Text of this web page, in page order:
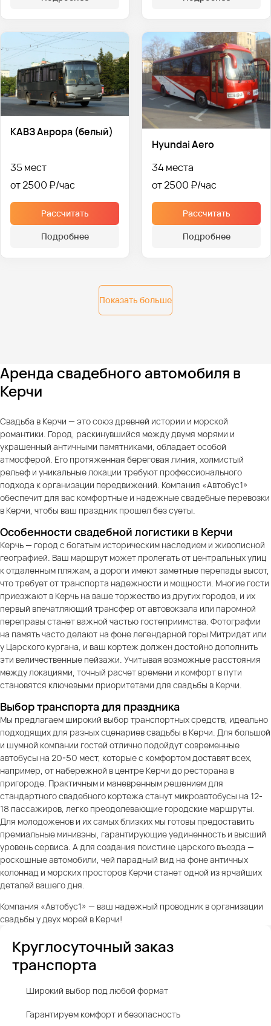
КАВЗ Аврора (белый)
35 мест
от 2500 ₽
Рассчитать
Подробнее
Hyundai Aero
34 места
от 2500 ₽
Рассчитать
Подробнее
Показать больше
Аренда свадебного автомобиля в
Керчи
Свадьба в Керчи — это союз древней истории и морской
романтики. Город, раскинувшийся между двумя морями и
украшенный античными памятниками, обладает особой
атмосферой. Его протяженная береговая линия, холмистый
рельеф и уникальные локации требуют профессионального
подхода к организации передвижений. Компания «Автобус1»
обеспечит для вас комфортные и надежные свадебные перевозки
в Керчи, чтобы ваш праздник прошел без суеты.
Особенности свадебной логистики в Керчи
Керчь — город с богатым историческим наследием и живописной
географией. Ваш маршрут может пролегать от центральных улиц
к отдаленным пляжам, а дороги имеют заметные перепады высот,
что требует от транспорта надежности и мощности. Многие гости
приезжают в Керчь на ваше торжество из других городов, и их
первый впечатляющий трансфер от автовокзала или паромной
переправы станет важной частью гостеприимства. Фотографии
на память часто делают на фоне легендарной горы Митридат или
у Царского кургана, и ваш кортеж должен достойно дополнить
эти величественные пейзажи. Учитывая возможные расстояния
между локациями, точный расчет времени и комфорт в пути
становятся ключевыми приоритетами для свадьбы в Керчи.
Выбор транспорта для праздника
Мы предлагаем широкий выбор транспортных средств, идеально
подходящих для разных сценариев свадьбы в Керчи. Для большой
и шумной компании гостей отлично подойдут современные
автобусы на 20-50 мест, которые с комфортом доставят всех,
например, от набережной в центре Керчи до ресторана в
пригороде. Практичным и маневренным решением для
стандартного свадебного кортежа станут микроавтобусы на 12-
18 пассажиров, легко преодолевающие городские маршруты.
Для молодоженов и их самых близких мы готовы предоставить
премиальные минивэны, гарантирующие уединенность и высший
уровень сервиса. А для создания поистине царского въезда —
роскошные автомобили, чей парадный вид на фоне античных
колоннад и морских просторов Керчи станет одной из ярчайших
деталей вашего дня.
Компания «Автобус1» — ваш надежный проводник в организации
свадьбы у двух морей в Керчи!
Круглосуточный заказ
транспорта
Широкий выбор под любой формат
Гарантируем комфорт и безопасность